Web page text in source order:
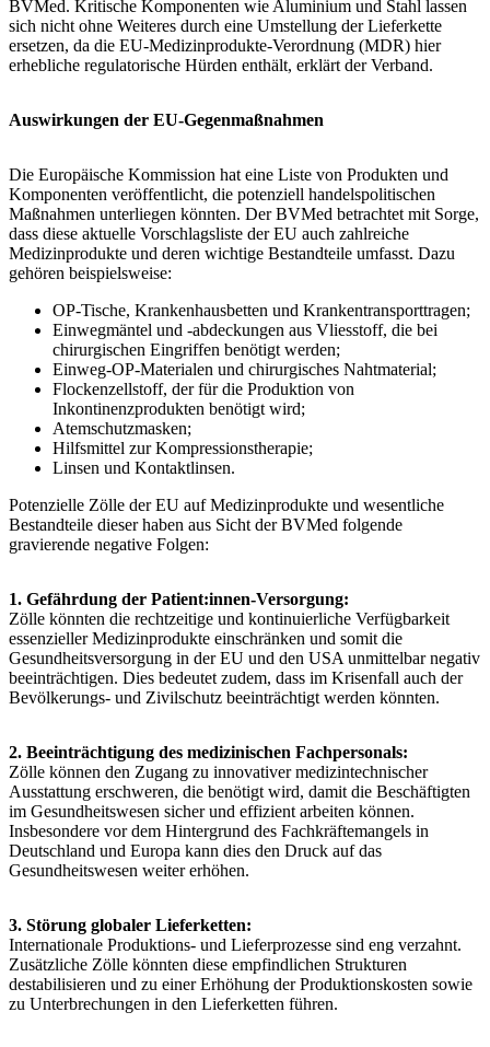
BVMed. Kritische Komponenten wie Aluminium und Stahl lassen
sich nicht ohne Weiteres durch eine Umstellung der Lieferkette
ersetzen, da die EU-Medizinprodukte-Verordnung (MDR) hier
erhebliche regulatorische Hürden enthält, erklärt der Verband.
Auswirkungen der EU-Gegenmaßnahmen
Die Europäische Kommission hat eine Liste von Produkten und
Komponenten veröffentlicht, die potenziell handelspolitischen
Maßnahmen unterliegen könnten. Der BVMed betrachtet mit Sorge,
dass diese aktuelle Vorschlagsliste der EU auch zahlreiche
Medizinprodukte und deren wichtige Bestandteile umfasst. Dazu
gehören beispielsweise:
OP-Tische, Krankenhausbetten und Krankentransporttragen;
Einwegmäntel und -abdeckungen aus Vliesstoff, die bei
chirurgischen Eingriffen benötigt werden;
Einweg-OP-Materialen und chirurgisches Nahtmaterial;
Flockenzellstoff, der für die Produktion von
Inkontinenzprodukten benötigt wird;
Atemschutzmasken;
Hilfsmittel zur Kompressionstherapie;
Linsen und Kontaktlinsen.
Potenzielle Zölle der EU auf Medizinprodukte und wesentliche
Bestandteile dieser haben aus Sicht der BVMed folgende
gravierende negative Folgen:
1. Gefährdung der Patient:innen-Versorgung:
Zölle könnten die rechtzeitige und kontinuierliche Verfügbarkeit
essenzieller Medizinprodukte einschränken und somit die
Gesundheitsversorgung in der EU und den USA unmittelbar negativ
beeinträchtigen. Dies bedeutet zudem, dass im Krisenfall auch der
Bevölkerungs- und Zivilschutz beeinträchtigt werden könnten.
2. Beeinträchtigung des medizinischen Fachpersonals:
Zölle können den Zugang zu innovativer medizintechnischer
Ausstattung erschweren, die benötigt wird, damit die Beschäftigten
im Gesundheitswesen sicher und effizient arbeiten können.
Insbesondere vor dem Hintergrund des Fachkräftemangels in
Deutschland und Europa kann dies den Druck auf das
Gesundheitswesen weiter erhöhen.
3. Störung globaler Lieferketten:
Internationale Produktions- und Lieferprozesse sind eng verzahnt.
Zusätzliche Zölle könnten diese empfindlichen Strukturen
destabilisieren und zu einer Erhöhung der Produktionskosten sowie
zu Unterbrechungen in den Lieferketten führen.